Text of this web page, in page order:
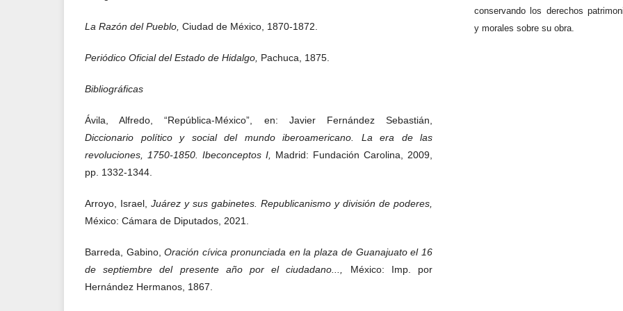
La Razón del Pueblo, Ciudad de México, 1870-1872.
Periódico Oficial del Estado de Hidalgo, Pachuca, 1875.
Bibliográficas
Ávila, Alfredo, “República-México”, en: Javier Fernández Sebastián,
Diccionario político y social del mundo iberoamericano. La era de las
revoluciones, 1750-1850. Ibeconceptos I, Madrid: Fundación Carolina, 2009,
pp. 1332-1344.
Arroyo, Israel, Juárez y sus gabinetes. Republicanismo y división de poderes,
México: Cámara de Diputados, 2021.
Barreda, Gabino,Oración cívica pronunciada en la plaza de Guanajuato el 16
de septiembre del presente año por el ciudadano..., México: Imp. por
Hernández Hermanos, 1867.
conservando los derechos
y morales sobre su obra.